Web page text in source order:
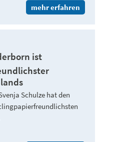
mehr erfahren
ist
Schulze hat den